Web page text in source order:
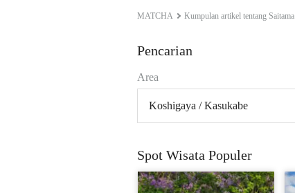
MATCHA Kumpulan artikel tentang Saitama
Pencarian
Area
Koshigaya / Kasukabe
Spot Wisata Populer